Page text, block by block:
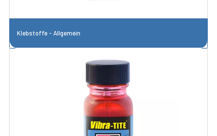
Klebstoffe - Allgemein